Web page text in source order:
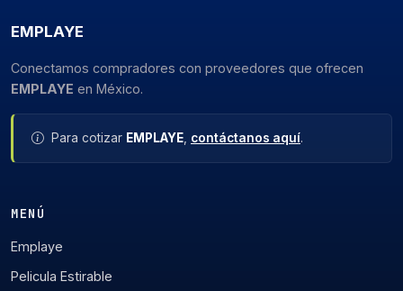
EMPLAYE
Conectamos compradores con proveedores que ofrecen
EMPLAYE en México.
Para cotizar EMPLAYE, contáctanos aquí.
MENÚ
Emplaye
Pelicula Estirable